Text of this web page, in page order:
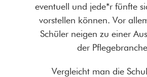
eventuell und jede*r fünfte
vorstellen können. Vor
Schüler neigen zu einer
der
Vergleicht man die